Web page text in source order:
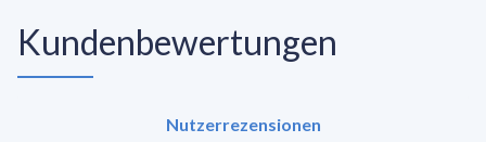
Kundenbewertungen
Nutzerrezensionen